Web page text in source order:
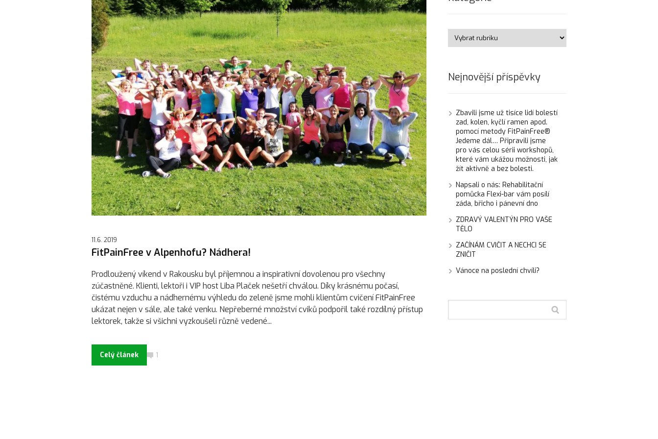
11.6. 2019
FitPainFree v Alpenhofu? Nádhera!
Prodloužený víkend v Rakousku byl příjemnou a inspirativní dovolenou pro všechny
zúčastněné. Klienti, lektoři i VIP host Liba Plaček nešetří chválou. Díky krásnému počasí,
čistému vzduchu a nádhernému výhledu do zeleně jsme mohli klientům cvičení FitPainFree
ukázat nejen v sále, ale také venku. Nepřeberné množství cviků podpořil také rozdílný přístup
lektorek, takže si všichni vyzkoušeli různě vedené...
Celý článek 1
Nejnovější příspěvky
Zbavili jsme už tisíce lidí bolestí
zad, kolen, kyčlí ramen apod.
pomocí metody FitPainFree®
Jedeme dál… Připravili jsme
pro vás celou sérii workshopů,
které vám ukážou možnosti, jak
žít aktivně a bez bolesti.
Napsali o nás: Rehabilitační
pomůcka Flexi-bar vám posílí
záda, břicho i pánevní dno
ZDRAVÝ VALENTÝN PRO VAŠE
TĚLO
ZAČÍNÁM CVIČIT A NECHCI SE
ZNIČIT
Vánoce na poslední chvíli?